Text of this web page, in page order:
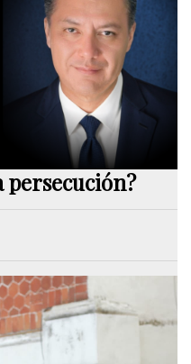
persecución?